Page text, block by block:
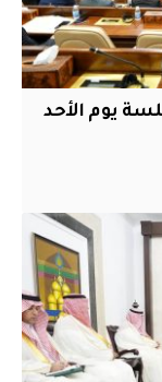
يوم الأحد